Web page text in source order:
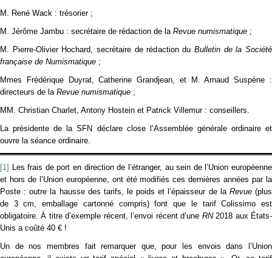
M. René Wack : trésorier ;
M. Jérôme Jambu : secrétaire de rédaction de la Revue numismatique ;
M. Pierre-Olivier Hochard, secrétaire de rédaction du Bulletin de la Société
française de Numismatique ;
Mmes Frédérique Duyrat, Catherine Grandjean, et M. Arnaud Suspène :
directeurs de la Revue numismatique ;
MM. Christian Charlet, Antony Hostein et Patrick Villemur : conseillers.
La présidente de la SFN déclare close l’Assemblée générale ordinaire et
ouvre la séance ordinaire.
[1]
Les frais de port en direction de l’étranger, au sein de l’Union européenne
et hors de l’Union européenne, ont été modifiés ces dernières années par la
Poste : outre la hausse des tarifs, le poids et l’épaisseur de la Revue(plus
de 3 cm, emballage cartonné compris) font que le tarif Colissimo est
obligatoire. À titre d’exemple récent, l’envoi récent d’une RN2018 aux États-
Unis a coûté 40 € !
Un de nos membres fait remarquer que, pour les envois dans l’Union